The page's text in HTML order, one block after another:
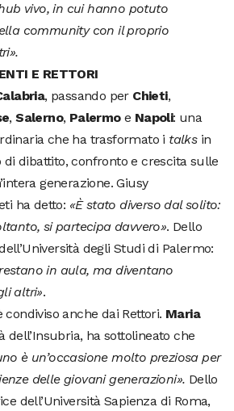
vivo, in cui hanno potuto
community con il proprio
E RETTORI
, passando per Chieti,
,Salerno, Palermoe Napoli: una
che ha trasformato i talks in
dibattito, confronto e crescita sulle
generazione. Giusy
ha detto: «È stato diverso dal solito:
si partecipa davvero». Dello
degli Studi di Palermo:
in aula, ma diventano
altri».
anche dai Rettori. Maria
dell’Insubria, ha sottolineato che
è un’occasione molto preziosa per
delle giovani generazioni». Dello
dell’Università Sapienza di Roma,